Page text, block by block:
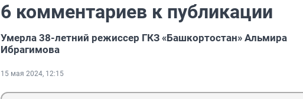
6 комментариев к публикации
Умерла 38-летний режиссер ГКЗ «Башкортостан» Альмира
Ибрагимова
15 мая 2024, 12:15